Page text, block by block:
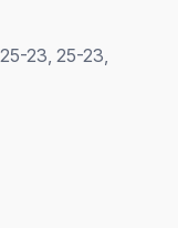
23, 25-23,